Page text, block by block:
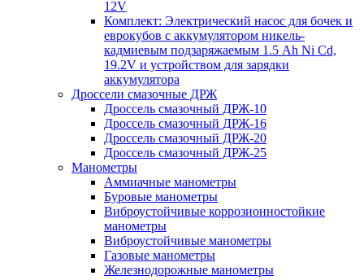
12V
Комплект: Электрический насос для бочек и
еврокубов с аккумулятором никель-
кадмиевым подзаряжаемым 1.5 Ah Ni Cd,
19.2V и устройством для зарядки
аккумулятора
Дроссели смазочные ДРЖ
Дроссель смазочный ДРЖ-10
Дроссель смазочный ДРЖ-16
Дроссель смазочный ДРЖ-20
Дроссель смазочный ДРЖ-25
Манометры
Аммиачные манометры
Буровые манометры
Виброустойчивые коррозионностойкие
манометры
Виброустойчивые манометры
Газовые манометры
Железнодорожные манометры